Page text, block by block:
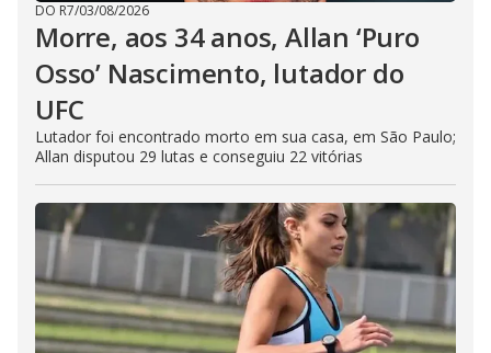
DO R7/03/08/2026
Morre, aos 34 anos, Allan ‘Puro
Osso’ Nascimento, lutador do
UFC
Lutador foi encontrado morto em sua casa, em São Paulo;
Allan disputou 29 lutas e conseguiu 22 vitórias